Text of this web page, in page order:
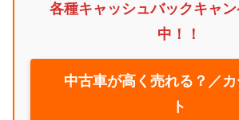
各種キャッシュバックキャ
中！！
中古車が高く売れる？／
ト